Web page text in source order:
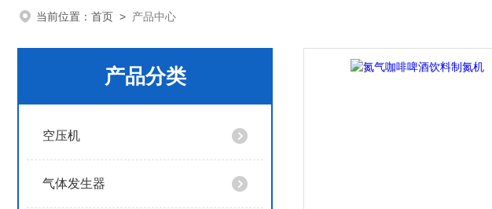
当前位置： 首页 > 产品中心
产品分类
空压机
气体发生器